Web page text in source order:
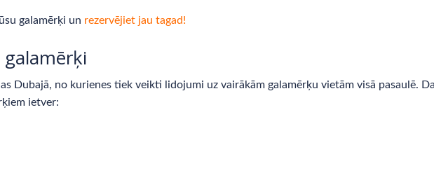
galamērķi un rezervējiet jau tagad!
Dubajā, no kurienes tiek veikti lidojumi uz vairākām galamērķu vietām visā pasaulē.
ietver: